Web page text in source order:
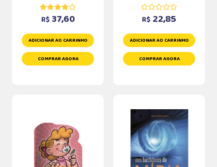
R$ 37,60
ADICIONAR AO CARRINHO
COMPRAR AGORA
R$ 22,85
ADICIONAR AO CARRINHO
COMPRAR AGORA